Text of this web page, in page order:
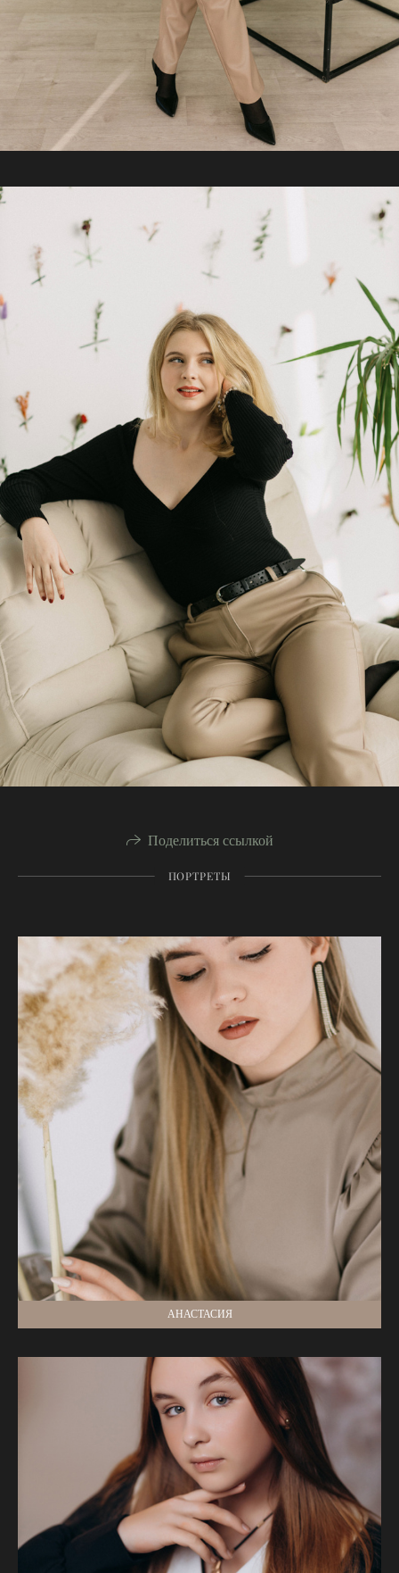
Поделиться ссылкой
ПОРТРЕТЫ
АНАСТАСИЯ